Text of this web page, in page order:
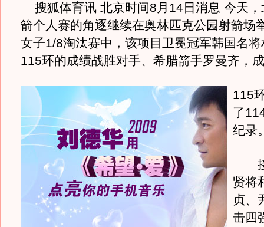
搜狐体育讯 北京时间8月14日消息 今天，
箭个人赛的角逐继续在奥林匹克公园射箭场
女子1/8淘汰赛中，该项目卫冕冠军韩国名
115环的成绩战胜对手、希腊箭手罗曼齐，
115
了
纪录
接
贤将
贞、
击四